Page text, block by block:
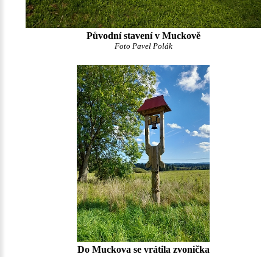
Původní stavení v Muckově
Foto Pavel Polák
Do Muckova se vrátila zvonička